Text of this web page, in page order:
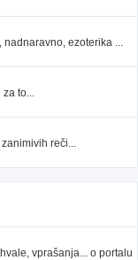
ezoterika ...
za to...
reči...
vprašanja... o portalu